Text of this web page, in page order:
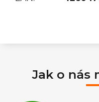
Jak o nás